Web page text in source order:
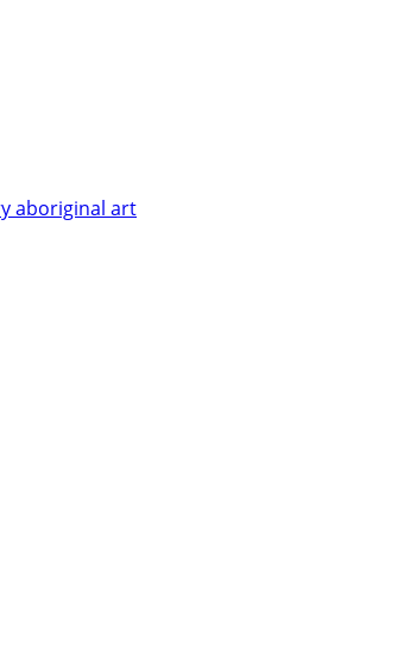
aboriginal art